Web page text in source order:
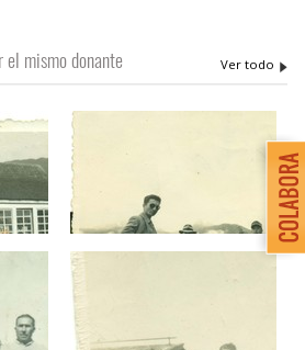
el mismo donante